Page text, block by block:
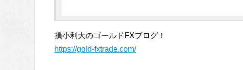
損小利大のゴールドFXブログ！
https://gold-fxtrade.com/